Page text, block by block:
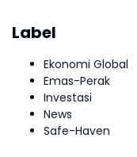
Label
Ekonomi Global
Emas-Perak
Investasi
News
Safe-Haven